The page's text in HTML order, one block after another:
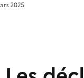
2025